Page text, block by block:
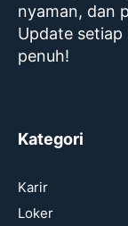
nyaman, dan
Update setiap
penuh!
Kategori
Karir
Loker